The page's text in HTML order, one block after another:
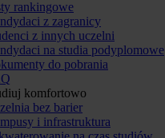
rankingowe
z zagranicy
z innych uczelni
na studia podyplomowe
do pobrania
komfortowo
bez barier
i infrastruktura